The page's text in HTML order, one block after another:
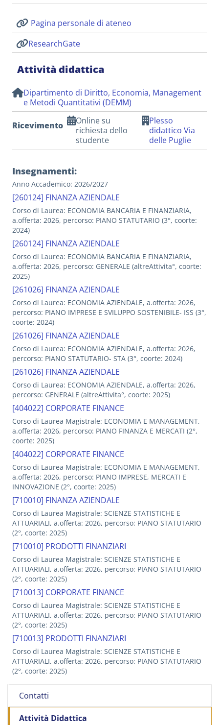
Contatti
Attività Didattica
Pagina personale di ateneo
ResearchGate
Attività didattica
Dipartimento di Diritto, Economia, Management
e Metodi Quantitativi (DEMM)
Ricevimento
Online su
richiesta dello
studente
Plesso
didattico Via
delle Puglie
Insegnamenti:
Anno Accademico: 2026/2027
[260124] FINANZA AZIENDALE
Corso di Laurea: ECONOMIA BANCARIA E FINANZIARIA,
a.offerta: 2026, percorso: PIANO STATUTARIO (3°, coorte:
2024)
[260124] FINANZA AZIENDALE
Corso di Laurea: ECONOMIA BANCARIA E FINANZIARIA,
a.offerta: 2026, percorso: GENERALE (altreAttivita°, coorte:
2025)
[261026] FINANZA AZIENDALE
Corso di Laurea: ECONOMIA AZIENDALE, a.offerta: 2026,
percorso: PIANO IMPRESE E SVILUPPO SOSTENIBILE- ISS (3°,
coorte: 2024)
[261026] FINANZA AZIENDALE
Corso di Laurea: ECONOMIA AZIENDALE, a.offerta: 2026,
percorso: PIANO STATUTARIO- STA (3°, coorte: 2024)
[261026] FINANZA AZIENDALE
Corso di Laurea: ECONOMIA AZIENDALE, a.offerta: 2026,
percorso: GENERALE (altreAttivita°, coorte: 2025)
[404022] CORPORATE FINANCE
Corso di Laurea Magistrale: ECONOMIA E MANAGEMENT,
a.offerta: 2026, percorso: PIANO FINANZA E MERCATI (2°,
coorte: 2025)
[404022] CORPORATE FINANCE
Corso di Laurea Magistrale: ECONOMIA E MANAGEMENT,
a.offerta: 2026, percorso: PIANO IMPRESE, MERCATI E
INNOVAZIONE (2°, coorte: 2025)
[710010] FINANZA AZIENDALE
Corso di Laurea Magistrale: SCIENZE STATISTICHE E
ATTUARIALI, a.offerta: 2026, percorso: PIANO STATUTARIO
(2°, coorte: 2025)
[710010] PRODOTTI FINANZIARI
Corso di Laurea Magistrale: SCIENZE STATISTICHE E
ATTUARIALI, a.offerta: 2026, percorso: PIANO STATUTARIO
(2°, coorte: 2025)
[710013] CORPORATE FINANCE
Corso di Laurea Magistrale: SCIENZE STATISTICHE E
ATTUARIALI, a.offerta: 2026, percorso: PIANO STATUTARIO
(2°, coorte: 2025)
[710013] PRODOTTI FINANZIARI
Corso di Laurea Magistrale: SCIENZE STATISTICHE E
ATTUARIALI, a.offerta: 2026, percorso: PIANO STATUTARIO
(2°, coorte: 2025)